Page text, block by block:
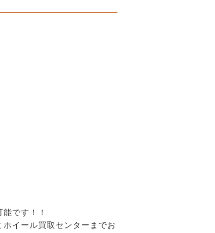
です！！
イール買取センターまでお